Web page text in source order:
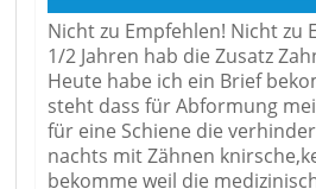
Nicht zu Empfehlen! Nicht zu
1/2 Jahren hab die Zusatz
Heute habe ich ein Brief
steht dass für Abformung
für eine Schiene die
nachts mit Zähnen
bekomme weil die